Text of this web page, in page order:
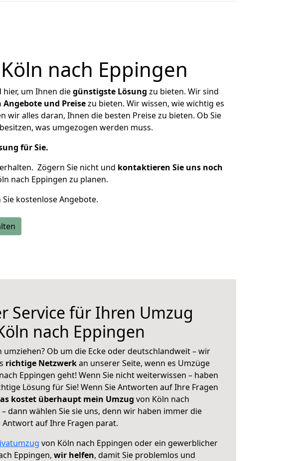
nach Eppingen
um Ihnen diegünstigste Lösung zu bieten. Wir sind
Angebote und Preisezu bieten. Wir wissen, wie wichtig es
alles daran, Ihnen die besten Preise zu bieten. Ob Sie
was umgezogen werden muss.
für Sie.
Zögern Sie nicht und kontaktieren Sie uns noch
nach Eppingen zu planen.
kostenlose Angebote.
Service für Ihren Umzug
nach Eppingen
umziehen? Ob um die Ecke oder deutschlandweit – wir
richtige Netzwerkan unserer Seite, wenn es Umzüge
Eppingen geht! Wenn Sie nicht weiterwissen – haben
Lösung für Sie! Wenn Sie Antworten auf Ihre Fragen
kostet überhaupt mein Umzug von Köln nach
dann wählen Sie sie uns, denn wir haben immer die
Antwort auf Ihre Fragen parat.
von Köln nach Eppingen oder ein gewerblicher
Eppingen, wir helfen, damit Sie problemlos und